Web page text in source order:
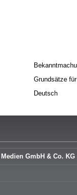
Grundsätze
Deutsch
GmbH & Co. KG